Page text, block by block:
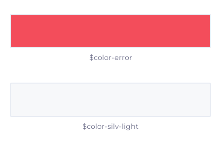
$color-error
$color-silv-light